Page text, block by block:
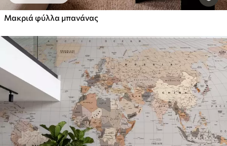
Μακριά φύλλα μπανάνας